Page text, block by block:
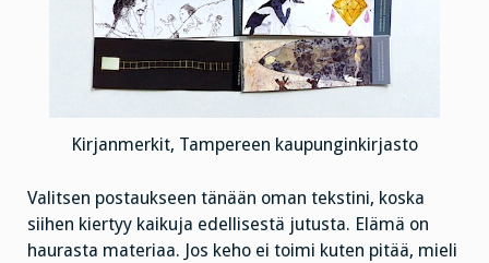
Kirjanmerkit, Tampereen kaupunginkirjasto
Valitsen postaukseen tänään oman tekstini, koska
siihen kiertyy kaikuja edellisestä jutusta. Elämä on
haurasta materiaa. Jos keho ei toimi kuten pitää, mieli